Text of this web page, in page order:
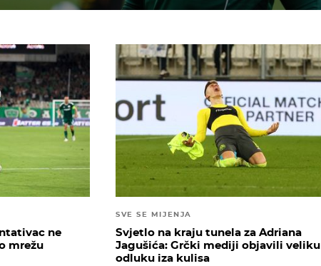
ne
mrežu
SVE SE MIJENJA
Svjetlo na kraju tunela za Adriana
Jagušića: Grčki mediji objavili veliku
odluku iza kulisa